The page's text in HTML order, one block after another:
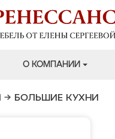
О КОМПАНИИ
→ БОЛЬШИЕ КУХНИ